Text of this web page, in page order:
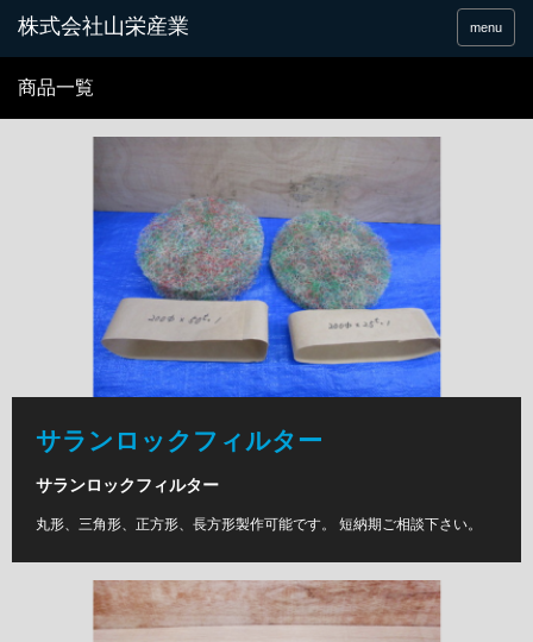
menu
商品一覧
サランロックフィルター
サランロックフィルター
丸形、三角形、正方形、長方形製作可能です。 短納期ご相談下さい。